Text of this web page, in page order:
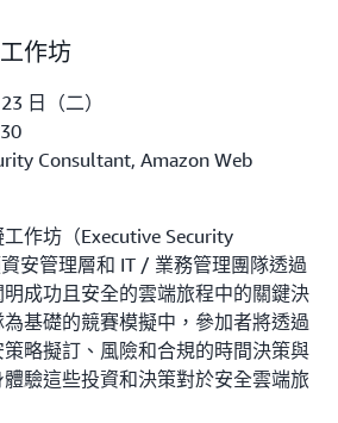
作坊
日（二）
Consultant, Amazon Web
作坊（Executive Security
安管理層和 IT / 業務管理團隊透過
成功且安全的雲端旅程中的關鍵決
基礎的競賽模擬中，參加者將透過
略擬訂、風險和合規的時間決策與
驗這些投資和決策對於安全雲端旅